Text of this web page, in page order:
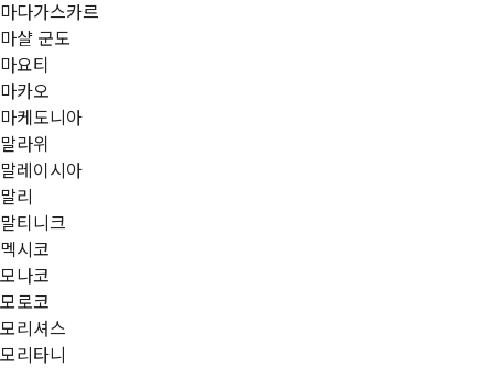
마다가스카르
마샬 군도
마요티
마카오
마케도니아
말라위
말레이시아
말리
말티니크
멕시코
모나코
모로코
모리셔스
모리타니